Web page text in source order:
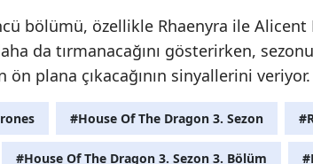
bölümü, özellikle Rhaenyra ile
da tırmanacağını gösterirken,
ön plana çıkacağının sinyallerini veriyor.
#House Of The Dragon 3. Sezon
#House Of The Dragon 3. Sezon 3. Bölüm